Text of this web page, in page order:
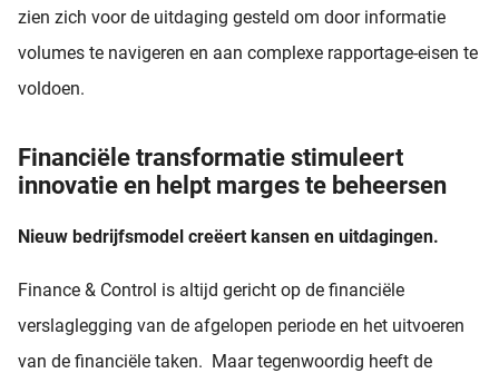
zien zich voor de uitdaging gesteld om door informatie
volumes te navigeren en aan complexe rapportage-eisen te
voldoen.
Financiële transformatie stimuleert
innovatie en helpt marges te beheersen
Nieuw bedrijfsmodel creëert kansen en uitdagingen.
Finance & Control is altijd gericht op de financiële
verslaglegging van de afgelopen periode en het uitvoeren
van de financiële taken. Maar tegenwoordig heeft de